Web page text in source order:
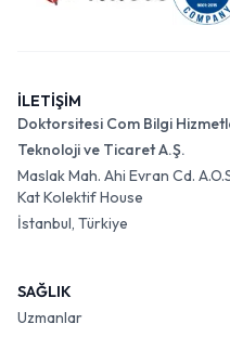
İLETİŞİM
Doktorsitesi Com Bilgi
Teknoloji ve Ticaret A.Ş.
Maslak Mah. Ahi Evran Cd.
Kat Kolektif House
İstanbul, Türkiye
SAĞLIK
Uzmanlar